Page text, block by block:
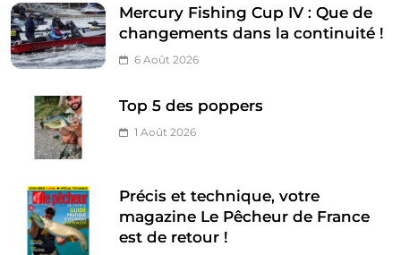
Mercury Fishing Cup IV : Que de
changements dans la continuité !
6 Août 2026
Top 5 des poppers
1 Août 2026
Précis et technique, votre
magazine Le Pêcheur de France
est de retour !